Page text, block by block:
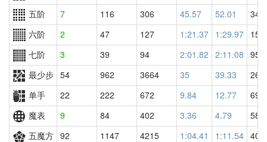
五阶
7 116 306 45.57 52.01
346
六阶
2 47 127 1:21.37 1:29.97 158
七阶
3 39 94 2:01.82 2:11.08 95
最少步 54 962 3664 35 39.33
单手
22 222 672 9.84 12.77
690
魔表
9 84 402 3.36 4.79
587
五魔方 92 1147 4215 1:04.41 1:11.54